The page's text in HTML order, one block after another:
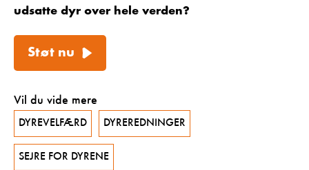
udsatte dyr over hele verden?
Støt nu
Vil du vide mere
DYREVELFÆRD DYREREDNINGER
SEJRE FOR DYRENE